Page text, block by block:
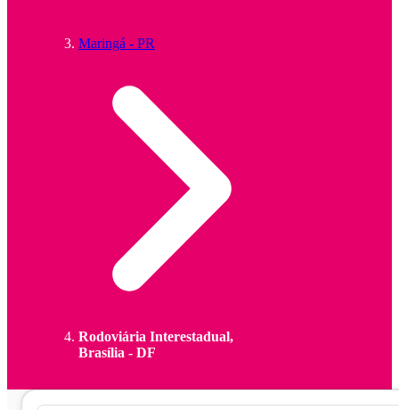
Maringá - PR
Rodoviária Interestadual,
Brasília - DF